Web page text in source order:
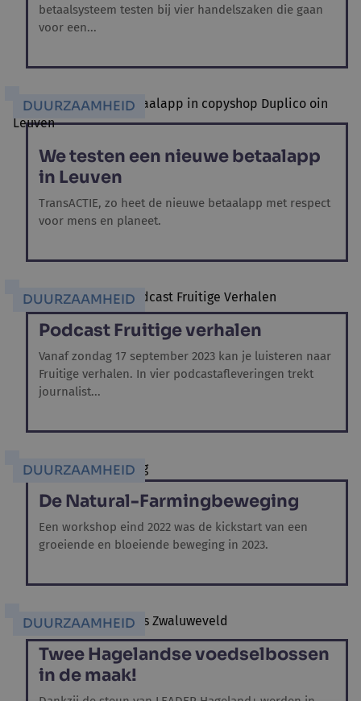
betaalsysteem testen bij vier handelszaken die gaan
voor een...
DUURZAAMHEID
We testen een nieuwe betaalapp
in Leuven
TransACTIE, zo heet de nieuwe betaalapp met respect
voor mens en planeet.
DUURZAAMHEID
Podcast Fruitige verhalen
Vanaf zondag 17 september 2023 kan je luisteren naar
Fruitige verhalen. In vier podcastafleveringen trekt
journalist...
DUURZAAMHEID
De Natural-Farmingbeweging
Een workshop eind 2022 was de kickstart van een
groeiende en bloeiende beweging in 2023.
DUURZAAMHEID
Twee Hagelandse voedselbossen
in de maak!